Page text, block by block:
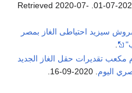
. Retrieved
2020-07-
سيزيد احتياطى الغاز بمصر
.
قدم مكعب تقديرات حقل الغاز الجديد
اليوم